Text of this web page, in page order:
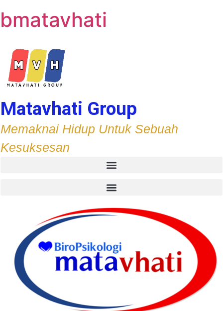
bmatavhati
Matavhati Group
Memaknai Hidup Untuk Sebuah
Kesuksesan